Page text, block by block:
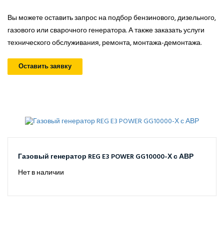
Вы можете оставить запрос на подбор бензинового, дизельного,
газового или сварочного генератора. А также заказать услуги
технического обслуживания, ремонта, монтажа-демонтажа.
Оставить заявку
Газовый генератор REG E3 POWER GG10000-Х с АВР
Нет в наличии